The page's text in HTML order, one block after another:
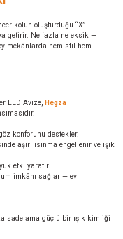
kolun oluşturduğu “X”
getirir. Ne fazla ne eksik —
mekânlarda hem stil hem
LED Avize,
Hegza
konforunu destekler.
aşırı ısınma engellenir ve ışık
etki yaratır.
imkânı sağlar — ev
sade ama güçlü bir ışık kimliği